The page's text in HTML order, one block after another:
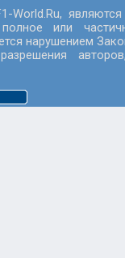
World.Ru,
или
нарушением